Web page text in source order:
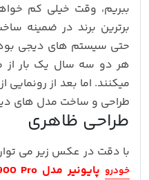
ببریم، وقت خیلی کم
برترین برند در ضمینه
حتی سیستم های دیجی
هر دو سه سال یک بار از
میکنند. اما بعد از رونمایی
طراحی و ساخت مدل های
طراحی ظاهری
با دقت در عکس زیر می
خودرو پایونیر مدل Pioneer TS-6900 Pro